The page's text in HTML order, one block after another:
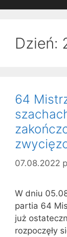
Dzień:
64
07.08.2022
W dniu
partia 64
już
rozpoczęły